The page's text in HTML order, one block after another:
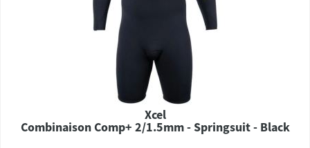
Xcel
Combinaison Comp+ 2/1.5mm - Springsuit - Black